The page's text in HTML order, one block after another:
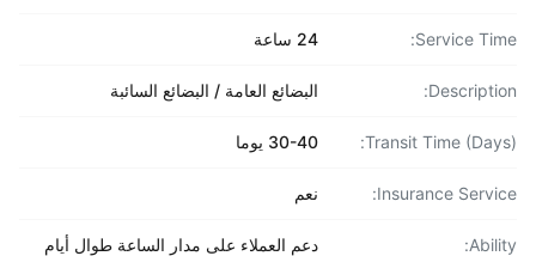
Service
البضائع العامة / البضائع السائبة
Transit Time 30-40 يوما
Insurance
دعم العملاء على مدار الساعة طوال أيام